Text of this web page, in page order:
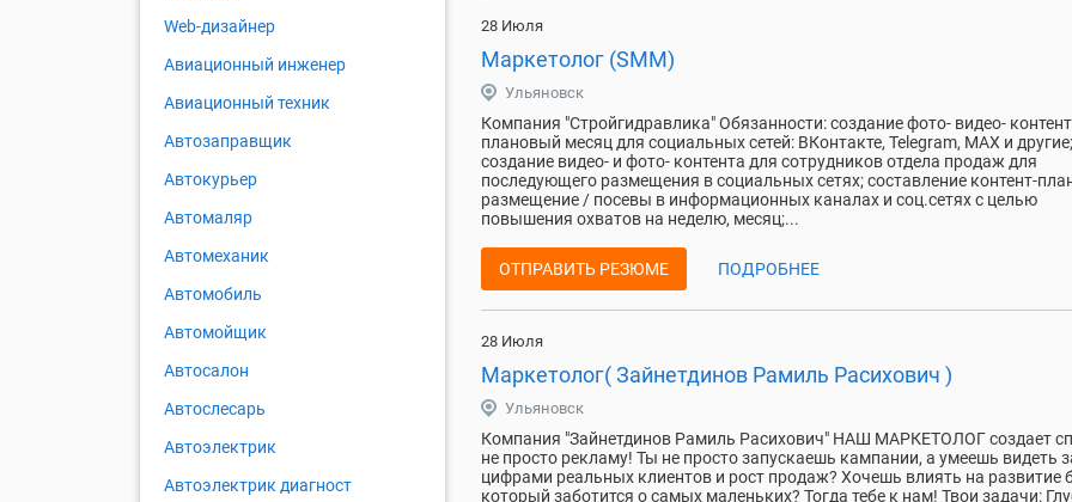
28 Июля
Маркетолог (SMM)
Ульяновск
Компания "Стройгидравлика" Обязанности: создание фото- видео-
плановый месяц для социальных сетей: ВКонтакте, Telegram, MAX и другие;
создание видео- и фото- контента для сотрудников отдела продаж для
последующего размещения в социальных сетях; составление контент-
размещение / посевы в информационных каналах и соц.сетях с целью
повышения охватов на неделю, месяц;...
ОТПРАВИТЬ РЕЗЮМЕ ПОДРОБНЕЕ
28 Июля
Маркетолог( Зайнетдинов Рамиль Расихович )
Ульяновск
Компания "Зайнетдинов Рамиль Расихович" НАШ МАРКЕТОЛОГ создает
не просто рекламу! Ты не просто запускаешь кампании, а умеешь видеть
цифрами реальных клиентов и рост продаж? Хочешь влиять на развитие
который заботится о самых маленьких? Тогда тебе к нам! Твои задачи:
Web-дизайнер
Авиационный инженер
Авиационный техник
Автозаправщик
Автокурьер
Автомаляр
Автомеханик
Автомобиль
Автомойщик
Автосалон
Автослесарь
Автоэлектрик
Автоэлектрик диагност